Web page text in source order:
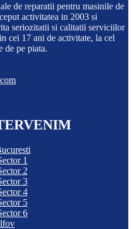
de reparatii pentru masinile de
activitatea in 2003 si
seriozitatii si calitatii serviciilor
cei 17 ani de activitate, la cel
de pe piata.
1
2
3
4
5
6